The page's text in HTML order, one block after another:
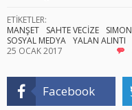
ETİKETLER:
MANŞET
SAHTE VECİZE
SOSYAL MEDYA YALAN ALINTI
25 OCAK 2017
Facebook